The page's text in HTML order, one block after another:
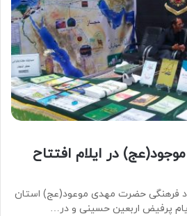
در ایلام افتتاح
فرهنگی حضرت مهدی موعود(عج) استان
ایام پرفیض اربعین حسینی و در…